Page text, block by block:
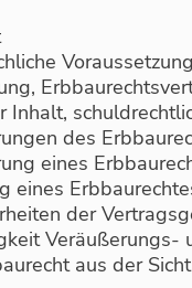
Inhalt,
des
eines
eines
der
Veräußerungs-
aus der